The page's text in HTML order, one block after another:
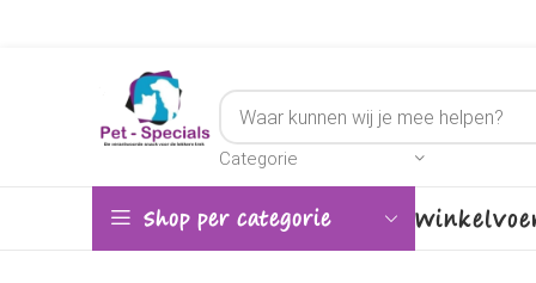
Categorie
Shop per categorie Winkel